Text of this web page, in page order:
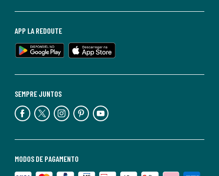
MODOS DE PAGAMENTO
SEMPRE JUNTOS
APP LA REDOUTE